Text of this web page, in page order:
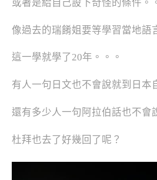
或著是給自己設下奇怪的條件。
像過去的瑞餚姐要等學習當地語
這一學就學了20年。。。
有人一句日文也不會說就到日本
還有多少人一句阿拉伯話也不會
杜拜也去了好幾回了呢？